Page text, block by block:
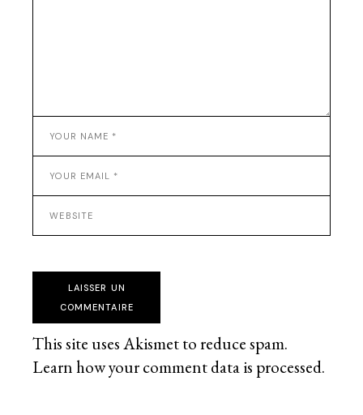
LAISSER UN
COMMENTAIRE
This site uses Akismet to reduce spam.
Learn how your comment data is processed.